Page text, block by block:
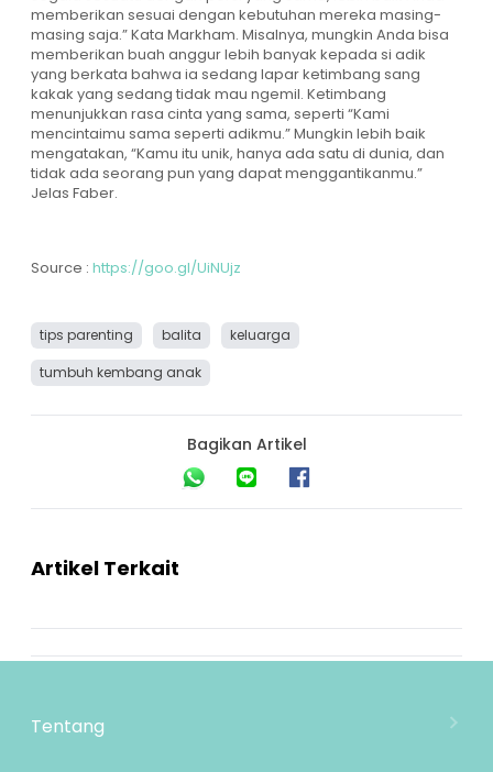
memberikan sesuai dengan kebutuhan mereka masing-
masing saja.” Kata Markham. Misalnya, mungkin Anda bisa
memberikan buah anggur lebih banyak kepada si adik
yang berkata bahwa ia sedang lapar ketimbang sang
kakak yang sedang tidak mau ngemil. Ketimbang
menunjukkan rasa cinta yang sama, seperti “Kami
mencintaimu sama seperti adikmu.” Mungkin lebih baik
mengatakan, “Kamu itu unik, hanya ada satu di dunia, dan
tidak ada seorang pun yang dapat menggantikanmu.”
Jelas Faber.
Source : https://goo.gl/UiNUjz
tips parenting balita
keluarga
tumbuh kembang anak
Bagikan Artikel
Artikel Terkait
Tentang